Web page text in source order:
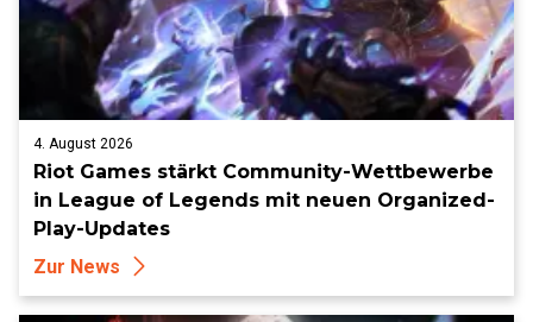
4. August 2026
Riot Games stärkt Community-Wettbewerbe
in League of Legends mit neuen Organized-
Play-Updates
Zur News